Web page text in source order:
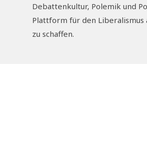
Debattenkultur, Polemik und
Plattform für den Liberalismus
zu schaffen.